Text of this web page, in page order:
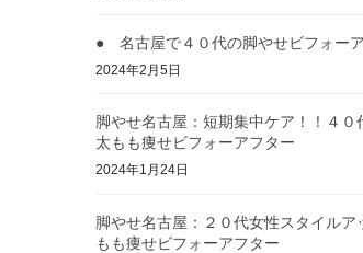
● 名古屋で４０代の脚やせビフォー
2024年2月5日
脚やせ名古屋：短期集中ケア！！４０
太もも痩せビフォーアフター
2024年1月24日
脚やせ名古屋：２０代女性スタイルア
もも痩せビフォーアフター